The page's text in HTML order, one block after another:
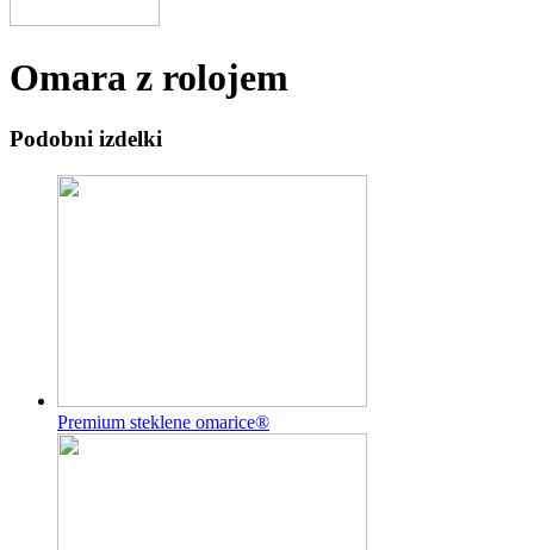
Omara z rolojem
Podobni izdelki
Premium steklene omarice®